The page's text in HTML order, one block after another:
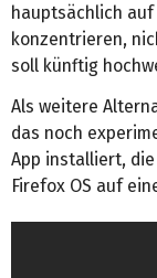
hauptsächlich
konzentrieren,
soll künftig
Als weitere
das noch
App installiert,
Firefox OS auf